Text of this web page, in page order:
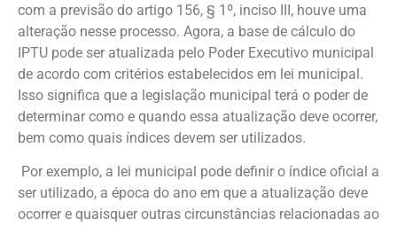
com a previsão do artigo 156, § 1º, inciso III, houve uma
alteração nesse processo. Agora, a base de cálculo do
IPTU pode ser atualizada pelo Poder Executivo municipal
de acordo com critérios estabelecidos em lei municipal.
Isso significa que a legislação municipal terá o poder de
determinar como e quando essa atualização deve ocorrer,
bem como quais índices devem ser utilizados.
Por exemplo, a lei municipal pode definir o índice oficial a
ser utilizado, a época do ano em que a atualização deve
ocorrer e quaisquer outras circunstâncias relacionadas ao